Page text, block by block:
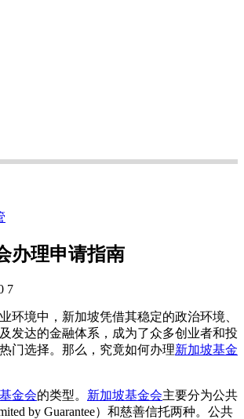
办理申请指南
7
环境中，新加坡凭借其稳定的政治环境、
发达的金融体系，成为了众多创业者和投
门选择。那么，究竟如何办理新加坡基金
金会的类型。 新加坡基金会主要分为公共
by Guarantee）和慈善信托两种。公共